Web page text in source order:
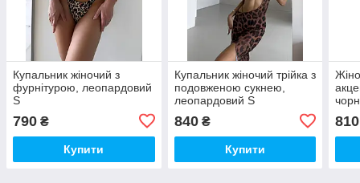
Купальник жіночий з
фурнітурою, леопардовий
S
790 ₴
Купити
Купальник жіночий трійка з
подовженою сукнею,
леопардовий S
840₴
Купити
810